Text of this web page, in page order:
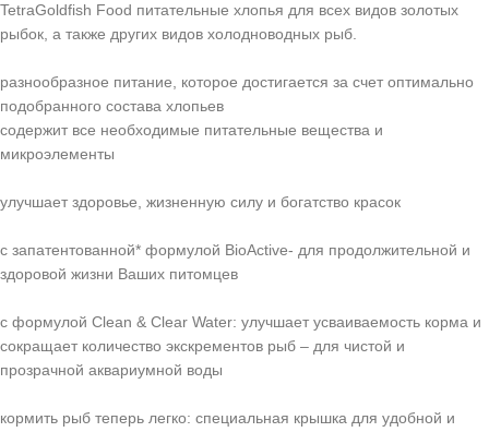
TetraGoldfish Food питательные хлопья для всех видов золотых
рыбок, а также других видов холодноводных рыб.
разнообразное питание, которое достигается за счет оптимально
подобранного состава хлопьев
содержит все необходимые питательные вещества и
микроэлементы
улучшает здоровье, жизненную силу и богатство красок
с запатентованной* формулой BioActive- для продолжительной и
здоровой жизни Ваших питомцев
с формулой Clean & Clear Water: улучшает усваиваемость корма и
сокращает количество экскрементов рыб – для чистой и
прозрачной аквариумной воды
кормить рыб теперь легко: специальная крышка для удобной и